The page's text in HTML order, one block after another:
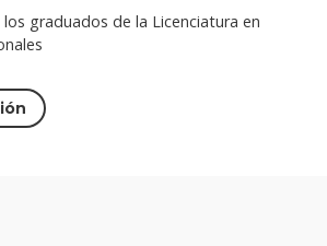
graduados de la Licenciatura en